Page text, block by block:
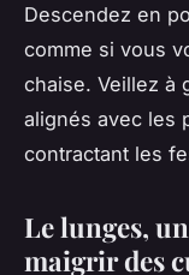
Descendez en
comme si vous
chaise. Veillez à
alignés avec les
contractant les
Le lunges,
maigrir des